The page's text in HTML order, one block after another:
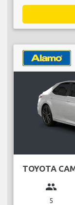
TOYOTA
group
5